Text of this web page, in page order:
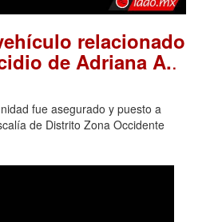
relacionado
de Adriana A..
fue asegurado y puesto a
de Distrito Zona Occidente